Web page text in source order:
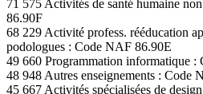
71 575 Activités de santé humaine
86.90F
68 229 Activité profess. rééducation
podologues : Code NAF 86.90E
49 660 Programmation informatique
48 948 Autres enseignements : Code
45 667 Activités spécialisées de